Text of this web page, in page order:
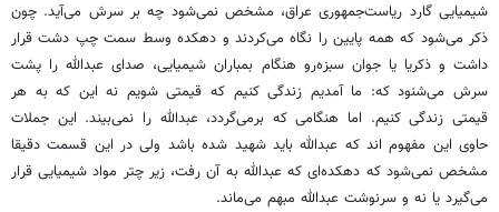
شیمیایی گارد ریاست‌جمهوری عراق، مشخص نمی‌شود چه بر سرش می‌آید. چون
ذکر می‌شود که همه پایین را نگاه می‌کردند و دهکده وسط سمت چپ دشت قرار
داشت و ذکریا یا جوان سبزه‌رو هنگام بمباران شیمیایی، صدای عبدالله را پشت
سرش می‌شنود که: ما آمدیم زندگی کنیم که قیمتی شویم نه این که به هر
قیمتی زندگی کنیم. اما هنگامی که برمی‌گردد، عبدالله را نمی‌بیند. این جملات
حاوی این مفهوم اند که عبدالله باید شهید شده باشد ولی در این قسمت دقیقا
مشخص نمی‌شود که دهکده‌ای که عبدالله به آن رفت، زیر چتر مواد شیمیایی قرار
می‌گیرد یا نه و سرنوشت عبدالله مبهم می‌ماند.